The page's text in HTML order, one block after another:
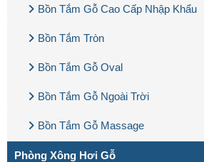
Bồn Tắm Gỗ Cao Cấp Nhập Khẩu
Bồn Tắm Tròn
Bồn Tắm Gỗ Oval
Bồn Tắm Gỗ Ngoài Trời
Bồn Tắm Gỗ Massage
Phòng Xông Hơi Gỗ